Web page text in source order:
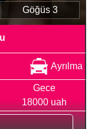
Göğüs 3
Ayrılma
Gece
18000 uah